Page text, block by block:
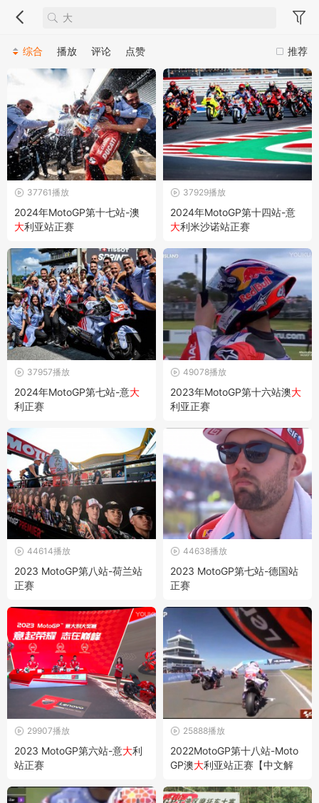
推荐
综合 播放 评论 点赞
37761播放
2024年MotoGP第十七站-澳
大利亚站正赛
37929播放
2024年MotoGP第十四站-意
大利米沙诺站正赛
37957播放
2024年MotoGP第七站-意大
利正赛
49078播放
2023年MotoGP第十六站澳大
利亚正赛
44614播放
2023 MotoGP第八站-荷兰站
正赛
44638播放
2023 MotoGP第七站-德国站
正赛
29907播放
2023 MotoGP第六站-意大利
站正赛
25888播放
2022MotoGP第十八站-Moto
GP澳大利亚站正赛【中文解